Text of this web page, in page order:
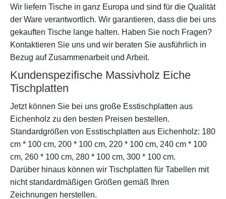
Wir liefern Tische in ganz Europa und sind für die Qualität
der Ware verantwortlich. Wir garantieren, dass die bei uns
gekauften Tische lange halten. Haben Sie noch Fragen?
Kontaktieren Sie uns und wir beraten Sie ausführlich in
Bezug auf Zusammenarbeit und Arbeit.
Kundenspezifische Massivholz Eiche
Tischplatten
Jetzt können Sie bei uns große Esstischplatten aus
Eichenholz zu den besten Preisen bestellen.
Standardgrößen von Esstischplatten aus Eichenholz: 180
cm * 100 cm, 200 * 100 cm, 220 * 100 cm, 240 cm * 100
cm, 260 * 100 cm, 280 * 100 cm, 300 * 100 cm.
Darüber hinaus können wir Tischplatten für Tabellen mit
nicht standardmäßigen Größen gemäß Ihren
Zeichnungen herstellen.